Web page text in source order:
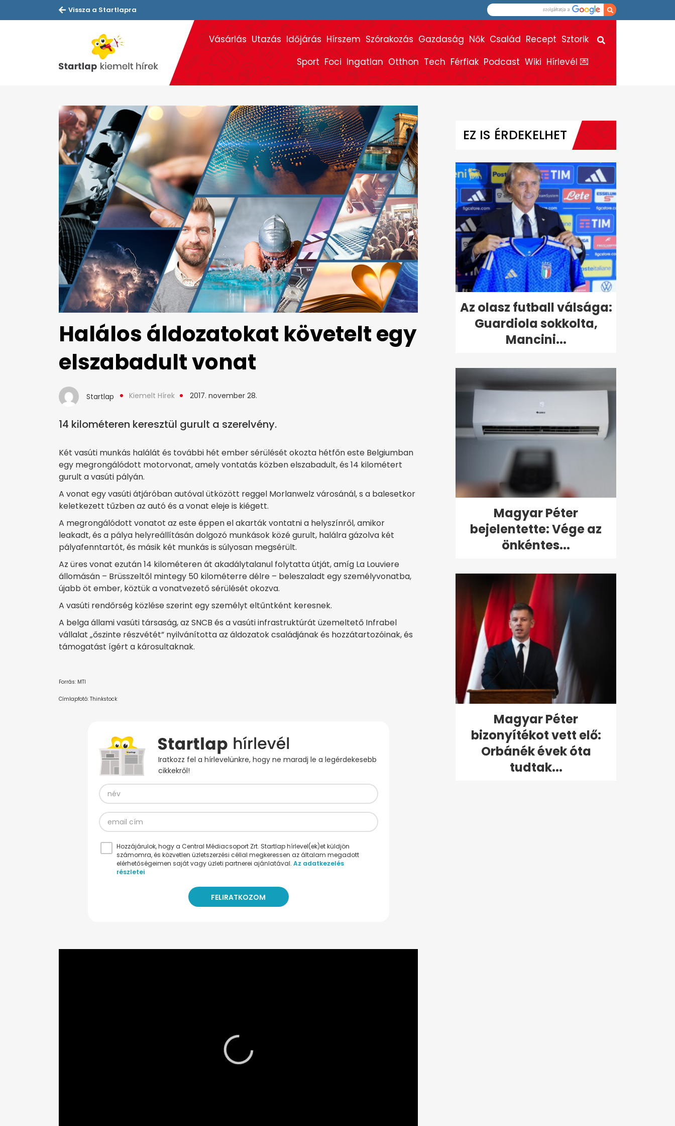
Vissza a Startlapra
Vásárlás Utazás Időjárás Hírszem Szórakozás Gazdaság Nők Család Recept Sztorik
Sport Foci Ingatlan Otthon Tech Férfiak Podcast Wiki Hírlevél 💌
Halálos áldozatokat követelt egy
elszabadult vonat
Startlap Kiemelt Hírek 2017. november 28.
14 kilométeren keresztül gurult a szerelvény.
Két vasúti munkás halálát és további hét ember sérülését okozta hétfőn este Belgiumban
egy megrongálódott motorvonat, amely vontatás közben elszabadult, és 14 kilométert
gurult a vasúti pályán.
A vonat egy vasúti átjáróban autóval ütközött reggel Morlanwelz városánál, s a balesetkor
keletkezett tűzben az autó és a vonat eleje is kiégett.
A megrongálódott vonatot az este éppen el akarták vontatni a helyszínről, amikor
leakadt, és a pálya helyreállításán dolgozó munkások közé gurult, halálra gázolva két
pályafenntartót, és másik két munkás is súlyosan megsérült.
Az üres vonat ezután 14 kilométeren át akadálytalanul folytatta útját, amíg La Louviere
állomásán – Brüsszeltől mintegy 50 kilométerre délre – beleszaladt egy személyvonatba,
újabb öt ember, köztük a vonatvezető sérülését okozva.
A vasúti rendőrség közlése szerint egy személyt eltűntként keresnek.
A belga állami vasúti társaság, az SNCB és a vasúti infrastruktúrát üzemeltető Infrabel
vállalat „őszinte részvétét” nyilvánította az áldozatok családjának és hozzátartozóinak, és
támogatást ígért a károsultaknak.
Forrás: MTI
Címlapfotó: Thinkstock
Iratkozz fel a hírlevelünkre, hogy ne maradj le a legérdekesebb
cikkekről!
Hozzájárulok, hogy a Central Médiacsoport Zrt. Startlap hírlevel(ek)et küldjön
számomra, és közvetlen üzletszerzési céllal megkeressen az általam megadott
elérhetőségeimen saját vagy üzleti partnerei ajánlatával. Az adatkezelés
részletei
EZ IS ÉRDEKELHET
Az olasz futball válsága:
Guardiola sokkolta,
Mancini...
Magyar Péter
bejelentette: Vége az
önkéntes...
Magyar Péter
bizonyítékot vett elő:
Orbánék évek óta
tudtak...